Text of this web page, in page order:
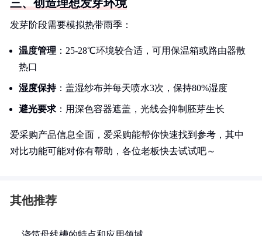
三、创造理想发芽环境
发芽阶段需要模拟热带雨季：
温度管理 ：25-28℃环境较合适，可用保温箱或路由器散
热口
湿度保持：盖湿纱布并每天喷水3次，保持80%湿度
避光要求 ：用深色容器遮盖，光线会抑制胚芽生长
爱采购产品信息全面，爱采购能帮你快速找到参考，其中
对比功能可能对你有帮助，各位老板快去试试吧～
其他推荐